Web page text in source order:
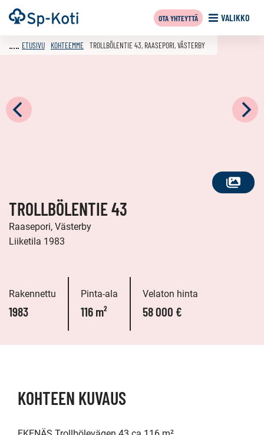
Siirry
sisältöön
Etusivu VALIKKO
OTA YHTEYTTÄ
KATSO
ETUSIVU KOHTEEMME TROLLBÖLENTIE 43, RAASEPORI, VÄSTERBY
TROLLBÖLENTIE 43
Raasepori, Västerby
Liiketila 1983
Rakennettu
1983
Pinta-ala
116 m²
Velaton hinta
58 000 €
KOHTEEN KUVAUS